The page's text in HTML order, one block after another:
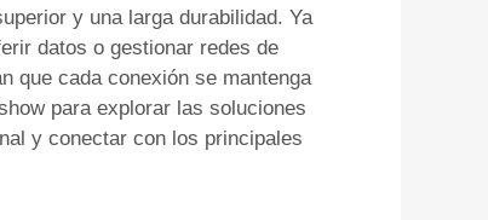
y una larga durabilidad. Ya
datos o gestionar redes de
que cada conexión se mantenga
para explorar las soluciones
y conectar con los principales